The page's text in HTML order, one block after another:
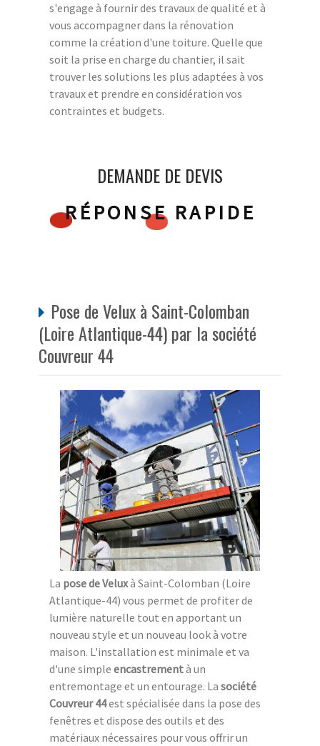
s'engage à fournir des travaux de qualité et à
vous accompagner dans la rénovation
comme la création d'une toiture. Quelle que
soit la prise en charge du chantier, il sait
trouver les solutions les plus adaptées à vos
travaux et prendre en considération vos
contraintes et budgets.
DEMANDE DE DEVIS
RÉPONSE RAPIDE
Pose de Velux à Saint-Colomban
(Loire Atlantique-44) par la société
Couvreur 44
La pose de Veluxà Saint-Colomban (Loire
Atlantique-44) vous permet de profiter de
lumière naturelle tout en apportant un
nouveau style et un nouveau look à votre
maison. L'installation est minimale et va
d'une simple encastrementà un
entremontage et un entourage. La société
Couvreur 44est spécialisée dans la pose des
fenêtres et dispose des outils et des
matériaux nécessaires pour vous offrir un